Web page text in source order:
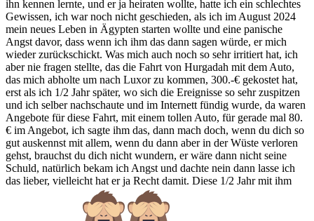
ihn kennen lernte, und er ja heiraten wollte, hatte ich ein schlechtes
Gewissen, ich war noch nicht geschieden, als ich im August 2024
mein neues Leben in Ägypten starten wollte und eine panische
Angst davor, dass wenn ich ihm das dann sagen würde, er mich
wieder zurückschickt. Was mich auch noch so sehr irritiert hat, ich
aber nie fragen stellte, das die Fahrt von Hurgadah mit dem Auto,
das mich abholte um nach Luxor zu kommen, 300.-€ gekostet hat,
erst als ich 1/2 Jahr später, wo sich die Ereignisse so sehr zuspitzen
und ich selber nachschaute und im Internett fündig wurde, da waren
Angebote für diese Fahrt, mit einem tollen Auto, für gerade mal 80.
€ im Angebot, ich sagte ihm das, dann mach doch, wenn du dich so
gut auskennst mit allem, wenn du dann aber in der Wüste verloren
gehst, brauchst du dich nicht wundern, er wäre dann nicht seine
Schuld, natürlich bekam ich Angst und dachte nein dann lasse ich
das lieber, vielleicht hat er ja Recht damit. Diese 1/2 Jahr mit ihm